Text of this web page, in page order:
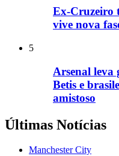
Ex-Cruzeiro
vive nova
5
Arsenal leva
Betis e
amistoso
Últimas Notícias
Manchester City